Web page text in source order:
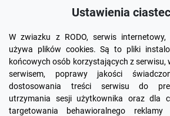
wysokiej jakości i oryginalności, która
wnętrzu wyjątkowego blasku i
Ustawienia
W zwiazku z RODO, serwis
używa plików cookies. Są to pliki
końcowych osób korzystających z serwisu,
serwisem, poprawy jakości
dostosowania treści serwisu do
utrzymania sesji użytkownika oraz dla
targetowania behawioralnego